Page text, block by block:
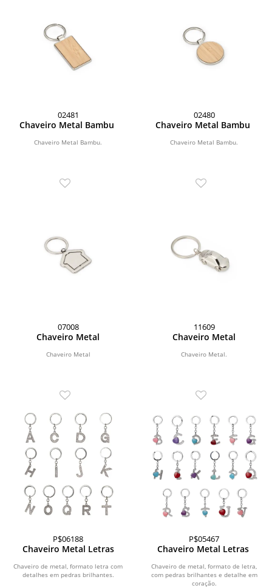
02481
Chaveiro Metal Bambu
Chaveiro Metal Bambu.
02480
Chaveiro Metal Bambu
Chaveiro Metal Bambu.
07008
Chaveiro Metal
Chaveiro Metal
11609
Chaveiro Metal
Chaveiro Metal.
P$06188
Chaveiro Metal Letras
Chaveiro de metal, formato letra com
detalhes em pedras brilhantes.
P$05467
Chaveiro Metal Letras
Chaveiro de metal, formato de letra,
com pedras brilhantes e detalhe em
coração.